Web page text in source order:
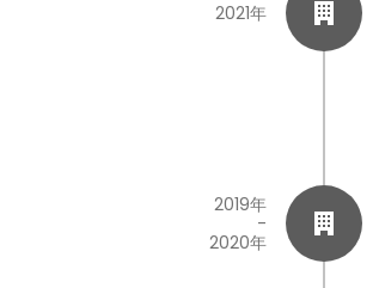
2021年
2019年
-
2020年